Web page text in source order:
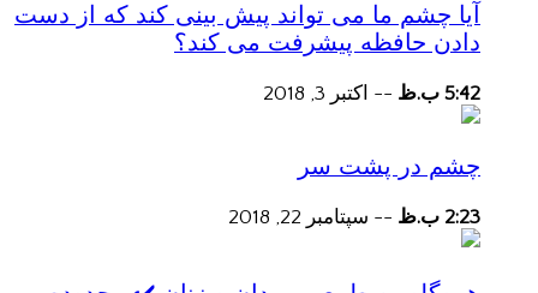
آیا چشم ما می تواند پیش بینی کند که از دست
دادن حافظه پیشرفت می کند؟
5:42 ب.ظ -- اکتبر 3, 2018
چشم در پشت سر
2:23 ب.ظ -- سپتامبر 22, 2018